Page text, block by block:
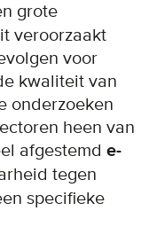
grote
veroorzaakt
voor
kwaliteit van
onderzoeken
heen van
afgestemd e-
tegen
specifieke